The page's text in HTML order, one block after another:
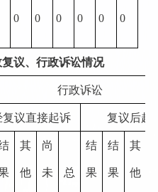
0 0 0 0 0 0
议、行政诉讼情况
行政诉讼
复议直接起诉 复议后起
其
他
尚
未 总
结
果
结
果
其
他